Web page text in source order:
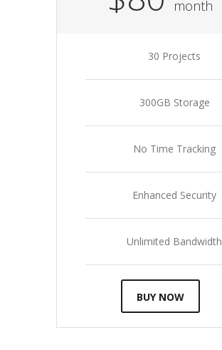
month
30 Projects
300GB Storage
No Time Tracking
Enhanced Security
Unlimited Bandwidth
BUY NOW